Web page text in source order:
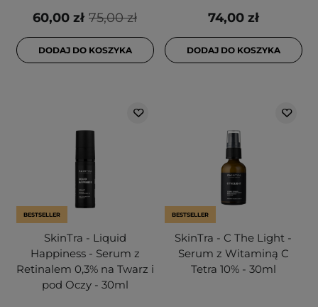
75,00 zł
60,00 zł
DODAJ DO KOSZYKA
74,00 zł
DODAJ DO KOSZYKA
BESTSELLER
SkinTra - Liquid
Happiness - Serum z
Retinalem 0,3% na Twarz i
pod Oczy - 30ml
BESTSELLER
SkinTra - C The Light -
Serum z Witaminą C
Tetra 10% - 30ml